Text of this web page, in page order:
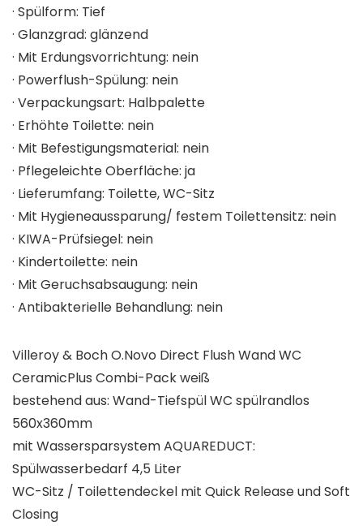
· Spülform: Tief
· Glanzgrad: glänzend
· Mit Erdungsvorrichtung: nein
· Powerflush-Spülung: nein
· Verpackungsart: Halbpalette
· Erhöhte Toilette: nein
· Mit Befestigungsmaterial: nein
· Pflegeleichte Oberfläche: ja
· Lieferumfang: Toilette, WC-Sitz
· Mit Hygieneaussparung/ festem Toilettensitz: nein
· KIWA-Prüfsiegel: nein
· Kindertoilette: nein
· Mit Geruchsabsaugung: nein
· Antibakterielle Behandlung: nein
Villeroy & Boch O.Novo Direct Flush Wand WC
CeramicPlus Combi-Pack weiß
bestehend aus: Wand-Tiefspül WC spülrandlos
560x360mm
mit Wassersparsystem AQUAREDUCT:
Spülwasserbedarf 4,5 Liter
WC-Sitz / Toilettendeckel mit Quick Release und Soft
Closing